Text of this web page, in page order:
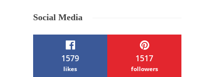
Social Media
1579
likes
1517
followers